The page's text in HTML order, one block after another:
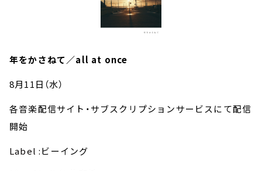
年をかさねて／all at once
8月11日（水）
各音楽配信サイト・サブスクリプションサービスにて配信
開始
Label :ビーイング